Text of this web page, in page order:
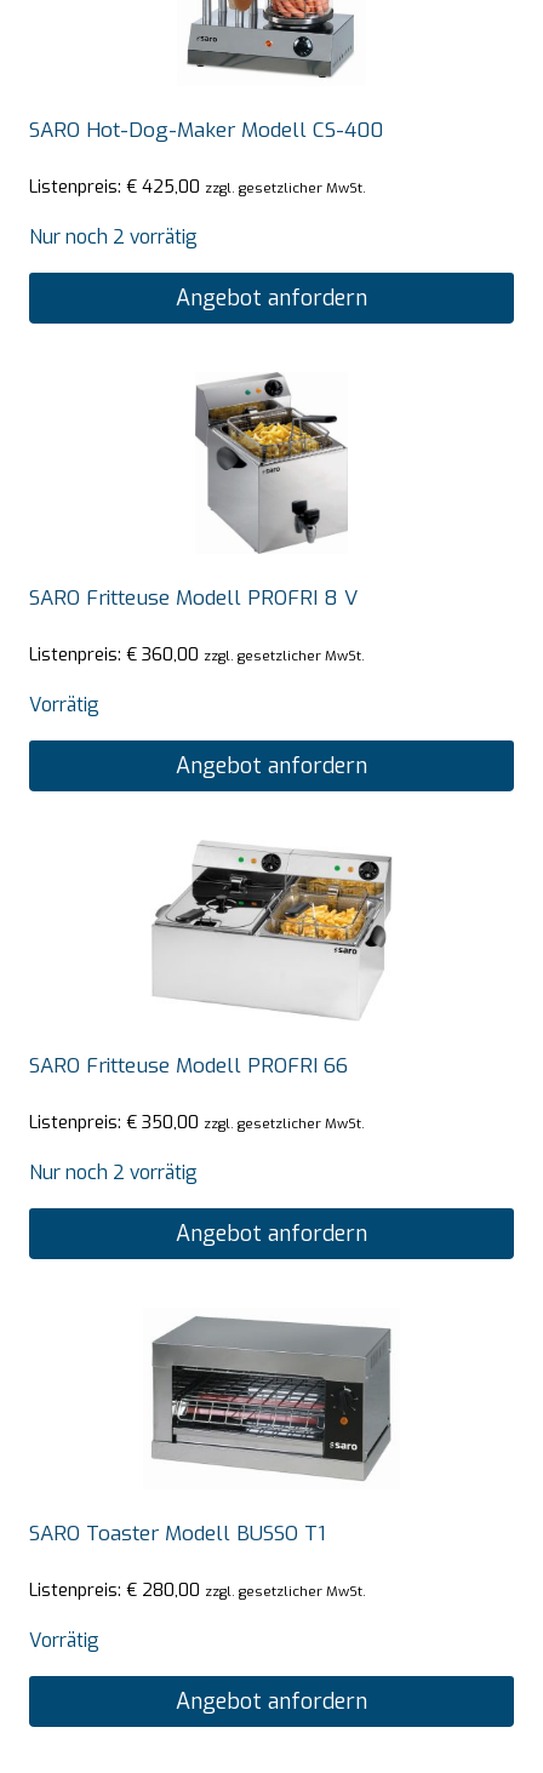
SARO Hot-Dog-Maker Modell CS-400
Listenpreis: € 425,00 zzgl. gesetzlicher MwSt.
Nur noch 2 vorrätig
Angebot anfordern
SARO Fritteuse Modell PROFRI 8 V
Listenpreis: € 360,00 zzgl. gesetzlicher MwSt.
Vorrätig
Angebot anfordern
SARO Fritteuse Modell PROFRI 66
Listenpreis: € 350,00 zzgl. gesetzlicher MwSt.
Nur noch 2 vorrätig
Angebot anfordern
SARO Toaster Modell BUSSO T1
Listenpreis: € 280,00 zzgl. gesetzlicher MwSt.
Vorrätig
Angebot anfordern